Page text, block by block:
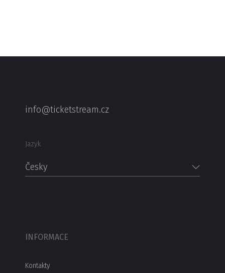
info@ticketstream.cz
Jazyk
Česky
INFORMACE
Kontakty